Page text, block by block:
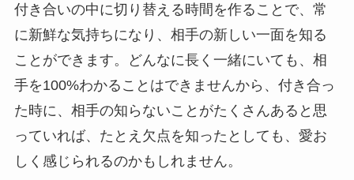
付き合いの中に切り替える時間を作ることで、常
に新鮮な気持ちになり、相手の新しい一面を知る
ことができます。どんなに長く一緒にいても、相
手を100%わかることはできませんから、付き合っ
た時に、相手の知らないことがたくさんあると思
っていれば、たとえ欠点を知ったとしても、愛お
しく感じられるのかもしれません。